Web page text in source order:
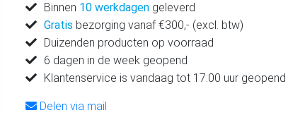
Binnen 10 werkdagen geleverd
Gratis bezorging vanaf €300,- (excl. btw)
Duizenden producten op voorraad
6 dagen in de week geopend
Klantenservice is vandaag tot 17:00 uur geopend
Delen via mail